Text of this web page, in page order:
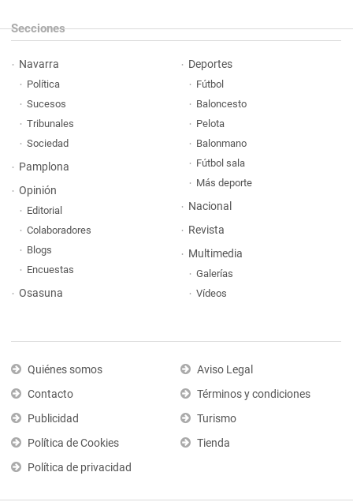
Secciones
Navarra
Política
Sucesos
Tribunales
Sociedad
Pamplona
Opinión
Editorial
Colaboradores
Blogs
Encuestas
Osasuna
Deportes
Fútbol
Baloncesto
Pelota
Balonmano
Fútbol sala
Más deporte
Nacional
Revista
Multimedia
Galerías
Vídeos
Quiénes somos
Contacto
Publicidad
Política de Cookies
Política de privacidad
Aviso Legal
Términos y condiciones
Turismo
Tienda